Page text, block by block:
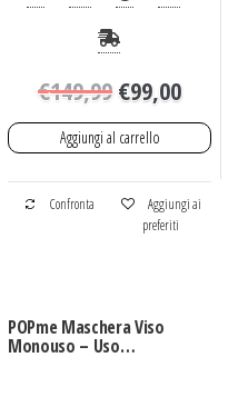
€149,99€99,00
Aggiungi al carrello
Confronta
Aggiungi ai
preferiti
POPme Maschera Viso
Monouso – Uso